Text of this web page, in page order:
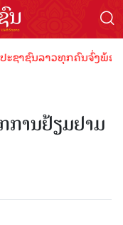
າຊົນລາວທຸກຄົນຈົ່ງພ້ອມ
ການຢ້ຽມຢາມ